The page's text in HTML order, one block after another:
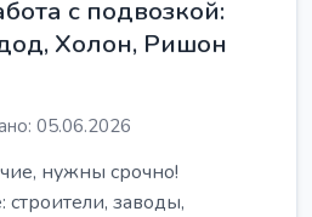
с подвозкой:
Холон, Ришон
05.06.2026
нужны срочно!
заводы,